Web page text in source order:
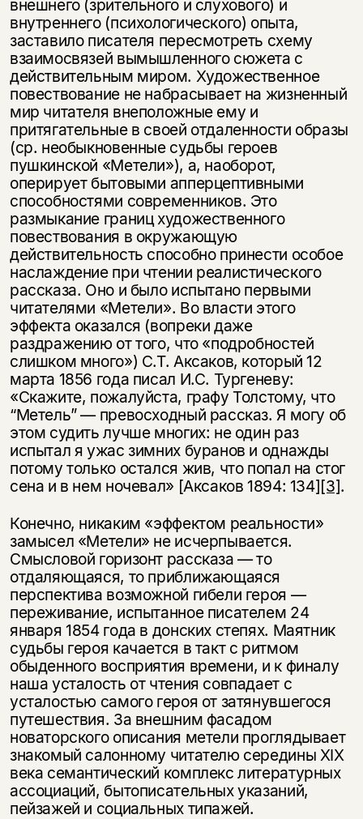
внешнего (зрительного и слухового) и
внутреннего (психологического) опыта,
заставило писателя пересмотреть схему
взаимосвязей вымышленного сюжета с
действительным миром. Художественное
повествование не набрасывает на жизненный
мир читателя внеположные ему и
притягательные в своей отдаленности образы
(ср. необыкновенные судьбы героев
пушкинской «Метели»), а, наоборот,
оперирует бытовыми апперцептивными
способностями современников. Это
размыкание границ художественного
повествования в окружающую
действительность способно принести особое
наслаждение при чтении реалистического
рассказа. Оно и было испытано первыми
читателями «Метели». Во власти этого
эффекта оказался (вопреки даже
раздражению от того, что «подробностей
слишком много») С.Т. Аксаков, который 12
марта 1856 года писал И.С. Тургеневу:
«Скажите, пожалуйста, графу Толстому, что
“Метель” — превосходный рассказ. Я могу об
этом судить лучше многих: не один раз
испытал я ужас зимних буранов и однажды
потому только остался жив, что попал на стог
сена и в нем ночевал» [Аксаков 1894: 134][3].
Конечно, никаким «эффектом реальности»
замысел «Метели» не исчерпывается.
Смысловой горизонт рассказа — то
отдаляющаяся, то приближающаяся
перспектива возможной гибели героя —
переживание, испытанное писателем 24
января 1854 года в донских степях. Маятник
судьбы героя качается в такт с ритмом
обыденного восприятия времени, и к финалу
наша усталость от чтения совпадает с
усталостью самого героя от затянувшегося
путешествия. За внешним фасадом
новаторского описания метели проглядывает
знакомый салонному читателю середины XIX
века семантический комплекс литературных
ассоциаций, бытописательных указаний,
пейзажей и социальных типажей.